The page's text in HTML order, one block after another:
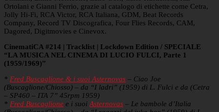
Ortolani e Gianni Ferrio, grazie al catalogo di etichette come Cetra,
Jolly Hi-Fi, RCA Victor, RCA Italiana, GDM, Beat Records
Company, Record TV Discografica, Four Flies Records, CAM,
Dagored, Digitmovies e Cinevox.
CinematiCA #214 | Tracklist | Lockdown Edition / SPECIALE
“LA MUSICA NEL CINEMA DI LUCIO FULCI, Parte 1
(1959/1969)”
* Fred Buscaglione & i suoi Asternovas – Ciao Joe
(Buscaglione/Chiosso) – da “I ladri” (1959) di L. Fulci e da (Cetra
– SP460 – ITA 7” 45rpm 1959)
* Fred Buscaglione e i suoi Asternovas – Le bambole d’Italia